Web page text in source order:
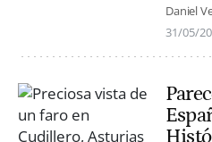
Daniel
31/05/